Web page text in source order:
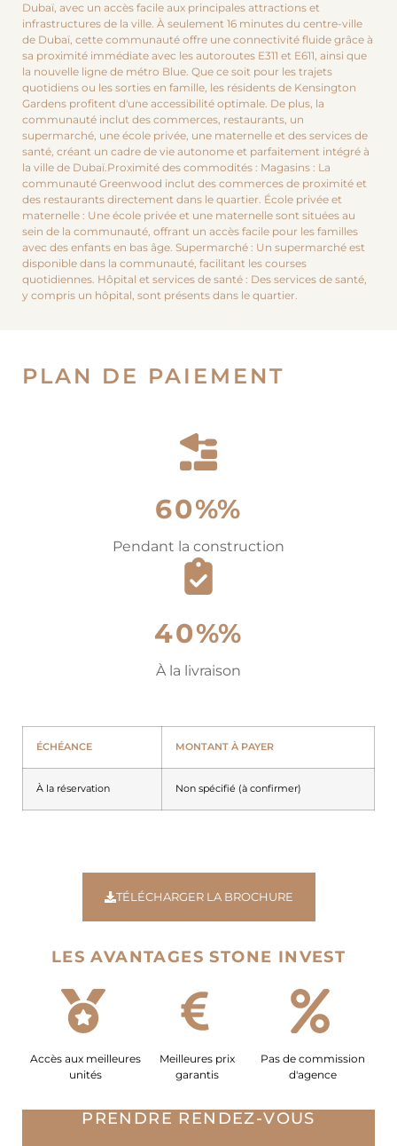
Dubaï, avec un accès facile aux principales attractions et
infrastructures de la ville. À seulement 16 minutes du centre-ville
de Dubaï, cette communauté offre une connectivité fluide grâce à
sa proximité immédiate avec les autoroutes E311 et E611, ainsi que
la nouvelle ligne de métro Blue. Que ce soit pour les trajets
quotidiens ou les sorties en famille, les résidents de Kensington
Gardens profitent d'une accessibilité optimale. De plus, la
communauté inclut des commerces, restaurants, un
supermarché, une école privée, une maternelle et des services de
santé, créant un cadre de vie autonome et parfaitement intégré à
la ville de Dubaï.Proximité des commodités : Magasins : La
communauté Greenwood inclut des commerces de proximité et
des restaurants directement dans le quartier. École privée et
maternelle : Une école privée et une maternelle sont situées au
sein de la communauté, offrant un accès facile pour les familles
avec des enfants en bas âge. Supermarché : Un supermarché est
disponible dans la communauté, facilitant les courses
quotidiennes. Hôpital et services de santé : Des services de santé,
y compris un hôpital, sont présents dans le quartier.
PLAN DE PAIEMENT
60%%
Pendant la construction
40%%
À la livraison
ÉCHÉANCE MONTANT À PAYER
À la réservation Non spécifié (à confirmer)
TÉLÉCHARGER LA BROCHURE
LES AVANTAGES STONE INVEST
Accès aux meilleures
unités
Meilleures prix
garantis
Pas de commission
d'agence
PRENDRE RENDEZ-VOUS